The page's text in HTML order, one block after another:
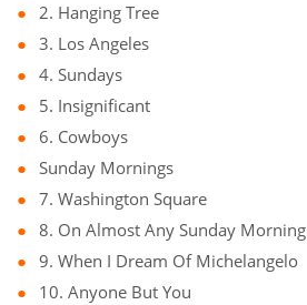
2. Hanging Tree
3. Los Angeles
4. Sundays
5. Insignificant
6. Cowboys
Sunday Mornings
7. Washington Square
8. On Almost Any Sunday Morning
9. When I Dream Of Michelangelo
10. Anyone But You